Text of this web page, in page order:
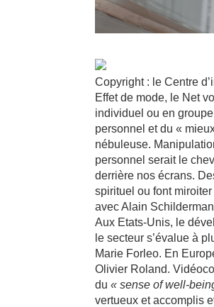
Copyright : le Centre
Effet de mode, le Net
individuel ou en
personnel et du «
nébuleuse.
personnel serait le
derrière nos écrans.
spirituel ou font
avec Alain
Aux Etats-Unis, le
le secteur s’évalue à
Marie Forleo. En
Olivier Roland.
du« sense of well-
vertueux et accomplis